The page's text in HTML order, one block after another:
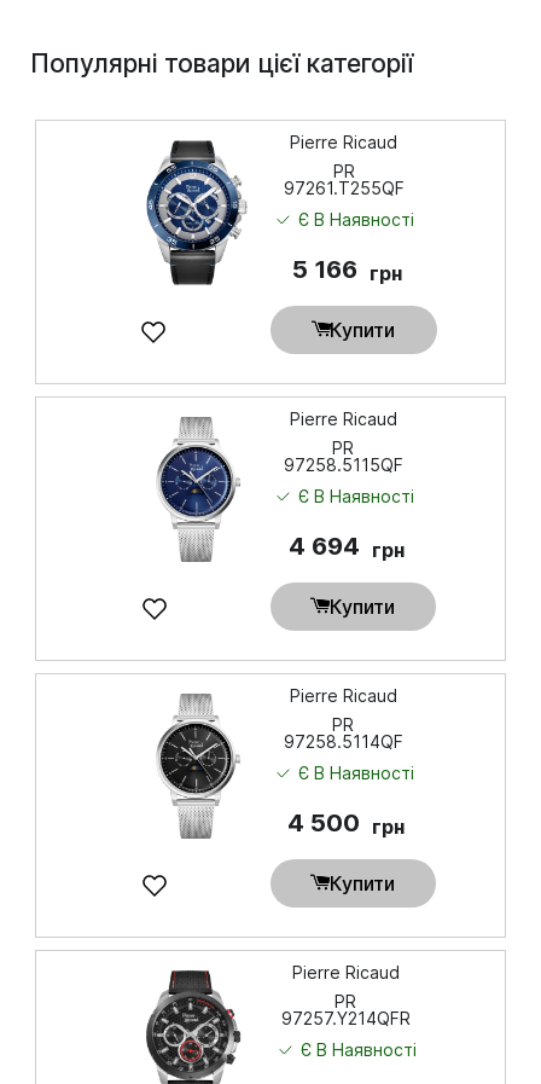
Популярні товари цієї категорії
Pierre Ricaud
PR
97261.T255QF
Є В Наявності
5 166 грн
Купити
Pierre Ricaud
PR
97258.5115QF
Є В Наявності
4 694 грн
Купити
Pierre Ricaud
PR
97258.5114QF
Є В Наявності
4 500 грн
Купити
Pierre Ricaud
PR
97257.Y214QFR
Є В Наявності